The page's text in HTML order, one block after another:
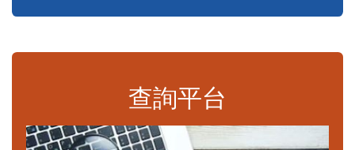
查詢平台